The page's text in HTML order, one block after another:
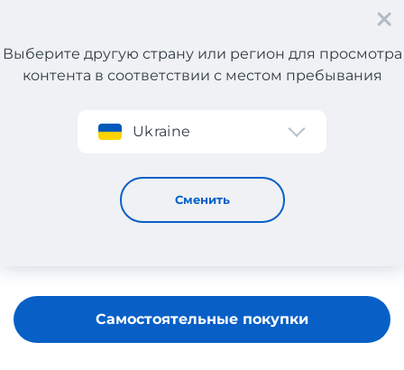
Регистрация
Выберите другую страну или регион для просмотра
контента в соответствии с местом пребывания
Ukraine
Сменить
OXXO
Самостоятельные покупки